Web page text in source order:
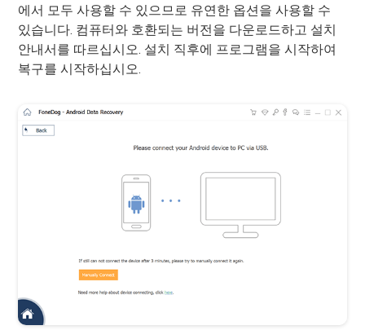
에서 모두 사용할 수 있으므로 유연한 옵션을 사용할 수
있습니다. 컴퓨터와 호환되는 버전을 다운로드하고 설치
안내서를 따르십시오. 설치 직후에 프로그램을 시작하여
복구를 시작하십시오.